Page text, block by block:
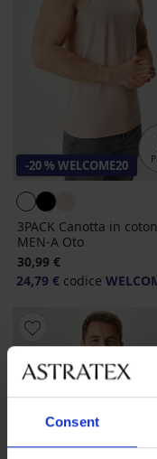
Consent
-20 % WELCOME20
3PACK Canotta in
MEN-A Oto
30,99 €
24,79 € codice